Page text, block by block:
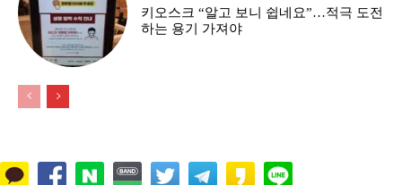
키오스크 “알고 보니 쉽네요”…적극 도전
하는 용기 가져야